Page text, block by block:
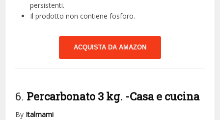
persistenti.
Il prodotto non contiene fosforo.
ACQUISTA DA AMAZON
6. Percarbonato 3 kg. -Casa e cucina
By Italmami